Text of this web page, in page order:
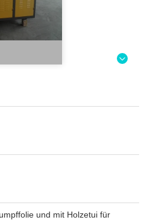
und mit Holzetui für